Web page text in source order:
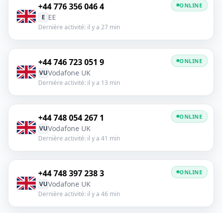
+44 776 356 046 4
E EE
Dernière activité: il y a 27 min
ONLINE
+44 746 723 051 9
VUVodafone UK
Dernière activité: il y a 13 min
ONLINE
+44 748 054 267 1
VUVodafone UK
Dernière activité: il y a 41 min
ONLINE
+44 748 397 238 3
VUVodafone UK
Dernière activité: il y a 46 min
ONLINE